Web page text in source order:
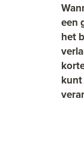
een
het